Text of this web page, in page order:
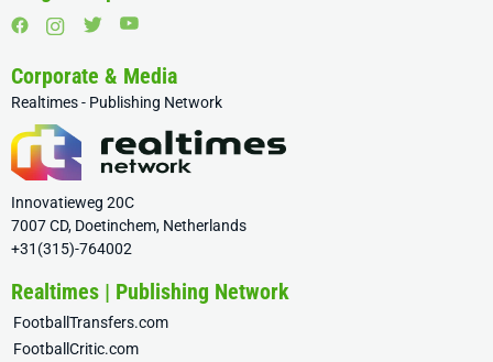
Corporate & Media
Realtimes - Publishing Network
Innovatieweg 20C
7007 CD, Doetinchem, Netherlands
+31(315)-764002
Realtimes | Publishing Network
FootballTransfers.com
FootballCritic.com